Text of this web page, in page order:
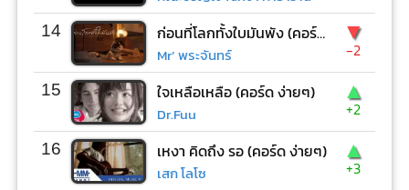
14 ก่อนที่โลกทั้งใบมันพัง (คอร์ด ง่ายๆ)
Mr’ พระจันทร์
▼
-2
15 ใจเหลือเหลือ (คอร์ด ง่ายๆ)
Dr.Fuu
▲
+2
16 เหงา คิดถึง รอ (คอร์ด ง่ายๆ)
เสก โลโซ
▲
+3